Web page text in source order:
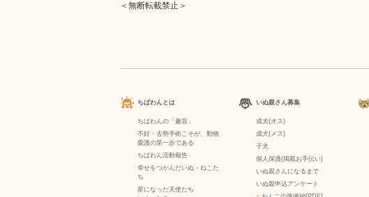
＜無断転載禁止＞
ちばわんとは
ちばわんの「趣旨」
不妊・去勢手術こそが、動物
愛護の第一歩である
ちばわん活動報告
幸せをつかんだいぬ・ねこた
ち
星になった天使たち
いぬ親さん募集
成犬(オス)
成犬(メス)
子犬
個人保護(掲載お手伝い)
いぬ親さんになるまで
いぬ親申込アンケート